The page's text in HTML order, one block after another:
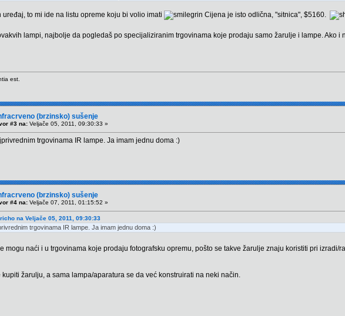
uređaj, to mi ide na listu opreme koju bi volio imati Cijena je isto odlična, "sitnica", $5160.
lampi, najbolje da pogledaš po specijaliziranim trgovinama koje prodaju samo žarulje i lampe. Ako i
est.
(brzinsko) sušenje
#3 na: Veljače 05, 2011, 09:30:33 »
trgovinama IR lampe. Ja imam jednu doma :)
(brzinsko) sušenje
#4 na: Veljače 07, 2011, 01:15:52 »
na Veljače 05, 2011, 09:30:33
trgovinama IR lampe. Ja imam jednu doma :)
mogu naći i u trgovinama koje prodaju fotografsku opremu, pošto se takve žarulje znaju koristiti pri izradi/
kupiti žarulju, a sama lampa/aparatura se da već konstruirati na neki način.